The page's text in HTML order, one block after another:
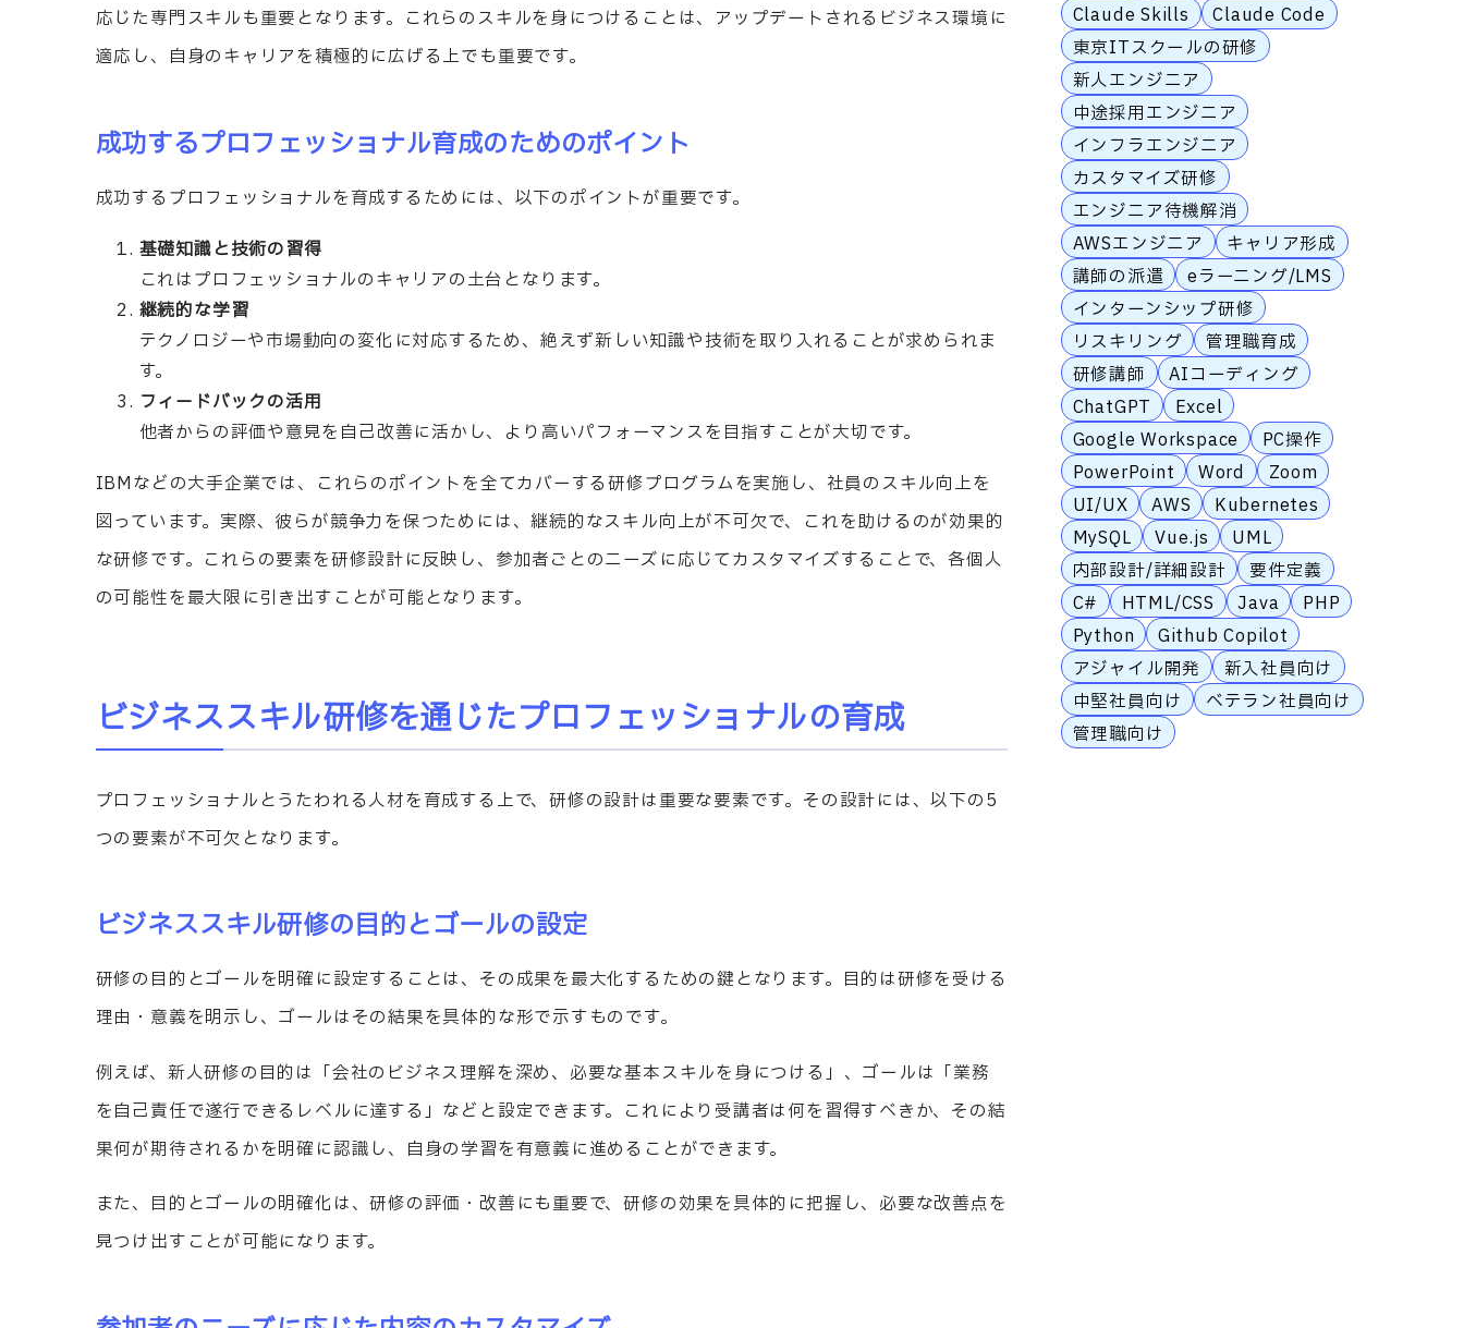
応じた専門スキルも重要となります。これらのスキルを身につけることは、アップデートされるビジネス環境に
適応し、自身のキャリアを積極的に広げる上でも重要です。
成功するプロフェッショナル育成のためのポイント
成功するプロフェッショナルを育成するためには、以下のポイントが重要です。
基礎知識と技術の習得
これはプロフェッショナルのキャリアの土台となります。
継続的な学習
テクノロジーや市場動向の変化に対応するため、絶えず新しい知識や技術を取り入れることが求められま
す。
フィードバックの活用
他者からの評価や意見を自己改善に活かし、より高いパフォーマンスを目指すことが大切です。
IBMなどの大手企業では、これらのポイントを全てカバーする研修プログラムを実施し、社員のスキル向上を
図っています。実際、彼らが競争力を保つためには、継続的なスキル向上が不可欠で、これを助けるのが効果的
な研修です。これらの要素を研修設計に反映し、参加者ごとのニーズに応じてカスタマイズすることで、各個人
の可能性を最大限に引き出すことが可能となります。
ビジネススキル研修を通じたプロフェッショナルの育成
プロフェッショナルとうたわれる人材を育成する上で、研修の設計は重要な要素です。その設計には、以下の5
つの要素が不可欠となります。
ビジネススキル研修の目的とゴールの設定
研修の目的とゴールを明確に設定することは、その成果を最大化するための鍵となります。目的は研修を受ける
理由・意義を明示し、ゴールはその結果を具体的な形で示すものです。
例えば、新人研修の目的は「会社のビジネス理解を深め、必要な基本スキルを身につける」、ゴールは「業務
を自己責任で遂行できるレベルに達する」などと設定できます。これにより受講者は何を習得すべきか、その結
果何が期待されるかを明確に認識し、自身の学習を有意義に進めることができます。
また、目的とゴールの明確化は、研修の評価・改善にも重要で、研修の効果を具体的に把握し、必要な改善点を
見つけ出すことが可能になります。
Claude Skills
Claude Code
東京ITスクールの研修
新人エンジニア
中途採用エンジニア
インフラエンジニア
カスタマイズ研修
エンジニア待機解消
AWSエンジニア
キャリア形成
講師の派遣
eラーニング/LMS
インターンシップ研修
リスキリング
管理職育成
研修講師
AIコーディング
ChatGPT
Excel
Google Workspace
PC操作
PowerPoint
Word
Zoom
UI/UX
AWS
Kubernetes
MySQL
Vue.js
UML
内部設計/詳細設計
要件定義
C#
HTML/CSS Java
PHP
Python
Github Copilot
アジャイル開発
新入社員向け
中堅社員向け
ベテラン社員向け
管理職向け